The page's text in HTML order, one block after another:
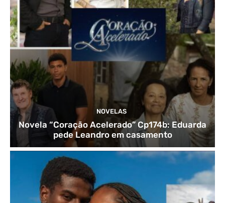
NOVELAS
Novela “Coração Acelerado” Cp174b: Eduarda
pede Leandro em casamento